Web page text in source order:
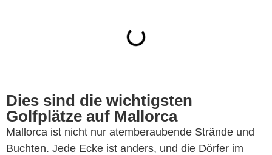
Dies sind die wichtigsten
Golfplätze auf Mallorca
Mallorca ist nicht nur atemberaubende Strände und
Buchten. Jede Ecke ist anders, und die Dörfer im